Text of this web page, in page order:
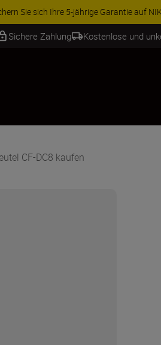
Sie sich Ihre 5-jährige Garantie auf
Sichere Zahlung Kostenlose und
CF-DC8 kaufen